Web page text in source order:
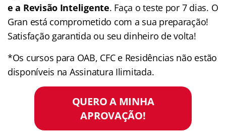
e a Revisão Inteligente. Faça o teste por 7 dias. O
Gran está comprometido com a sua preparação!
Satisfação garantida ou seu dinheiro de volta!
*Os cursos para OAB, CFC e Residências não estão
disponíveis na Assinatura Ilimitada.
QUERO A MINHA
APROVAÇÃO!